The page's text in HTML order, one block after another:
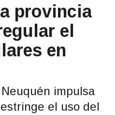
provincia
el
en
impulsa
el uso del